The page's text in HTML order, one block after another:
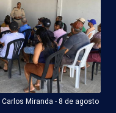
Miranda - 8 de agosto
às 17:23